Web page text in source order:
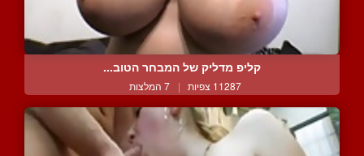
קליפ מדליק של המבחר הטוב...
11287 צפיות | 7 המלצות